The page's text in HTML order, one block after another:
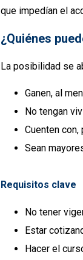
que impedían el
¿Quiénes
La posibilidad se
Ganen, al
No tengan
Cuenten
Sean
Requisitos clave
No tener
Estar
Hacer el